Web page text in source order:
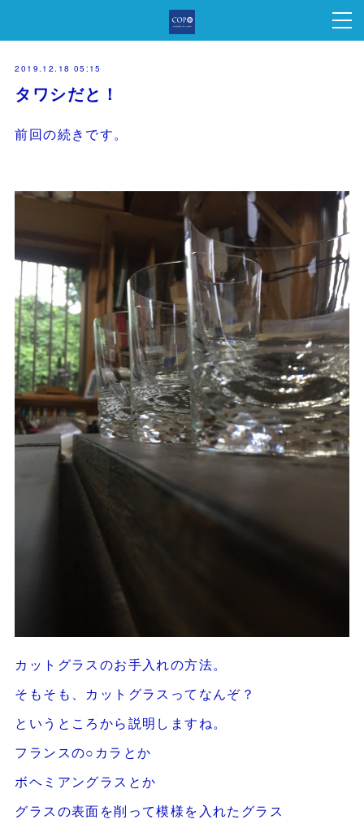
2019.12.18 05:15
タワシだと！
前回の続きです。
カットグラスのお手入れの方法。
そもそも、カットグラスってなんぞ？
というところから説明しますね。
フランスの○カラとか
ボヘミアングラスとか
グラスの表面を削って模様を入れたグラス